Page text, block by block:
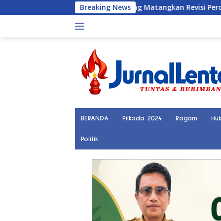
ke
Breaking News
IV DPRD Sulteng Matangkan Revisi Perda Kesehatan
BERANDA Pilkada 2024 Ragam
Politik